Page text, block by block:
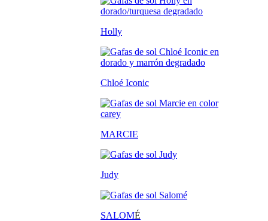
Holly
Chloé Iconic
MARCIE
Judy
SALOMÉ